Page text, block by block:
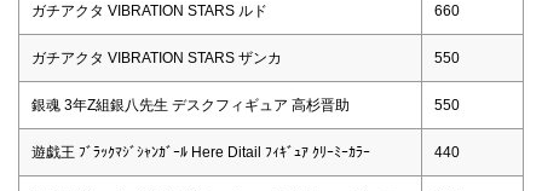
ガチアクタ VIBRATION STARS ルド 660
ガチアクタ VIBRATION STARS ザンカ 550
銀魂 3年Z組銀八先生 デスクフィギュア 高杉晋助 550
遊戯王 ﾌﾞﾗｯｸﾏｼﾞｼｬﾝｶﾞｰﾙ Here Ditail ﾌｨｷﾞｭｱ ｸﾘｰﾐｰｶﾗｰ 440